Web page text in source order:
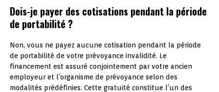
Dois-je payer des cotisations pendant la période
de portabilité ?
Non, vous ne payez aucune cotisation pendant la période
de portabilité de votre prévoyance invalidité. Le
financement est assuré conjointement par votre ancien
employeur et l’organisme de prévoyance selon des
modalités prédéfinies. Cette gratuité constitue l’un des